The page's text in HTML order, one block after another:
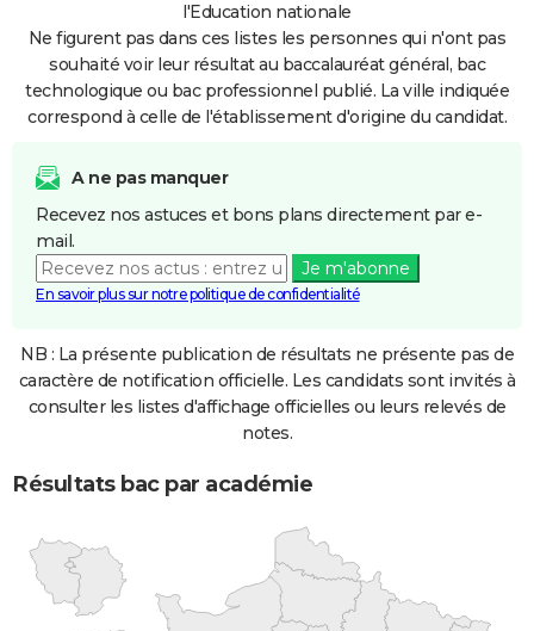
l'Education nationale
Ne figurent pas dans ces listes les personnes qui n'ont pas
souhaité voir leur résultat au baccalauréat général, bac
technologique ou bac professionnel publié. La ville indiquée
correspond à celle de l'établissement d'origine du candidat.
A ne pas manquer
Recevez nos astuces et bons plans directement par e-
mail.
Je m'abonne
En savoir plus sur notre politique de confidentialité
NB : La présente publication de résultats ne présente pas de
caractère de notification officielle. Les candidats sont invités à
consulter les listes d'affichage officielles ou leurs relevés de
notes.
Résultats bac par académie